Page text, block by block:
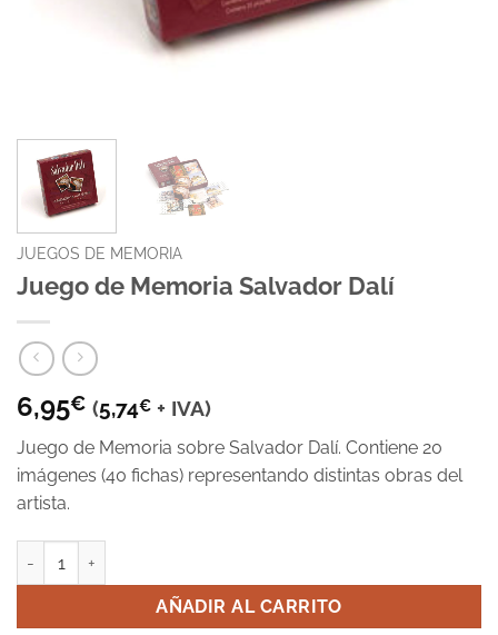
JUEGOS DE MEMORIA
Juego de Memoria Salvador Dalí
6,95€ (5,74€ + IVA)
Juego de Memoria sobre Salvador Dalí. Contiene 20
imágenes (40 fichas) representando distintas obras del
artista.
AÑADIR AL CARRITO